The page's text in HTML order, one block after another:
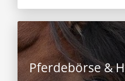
Pferdebörse &